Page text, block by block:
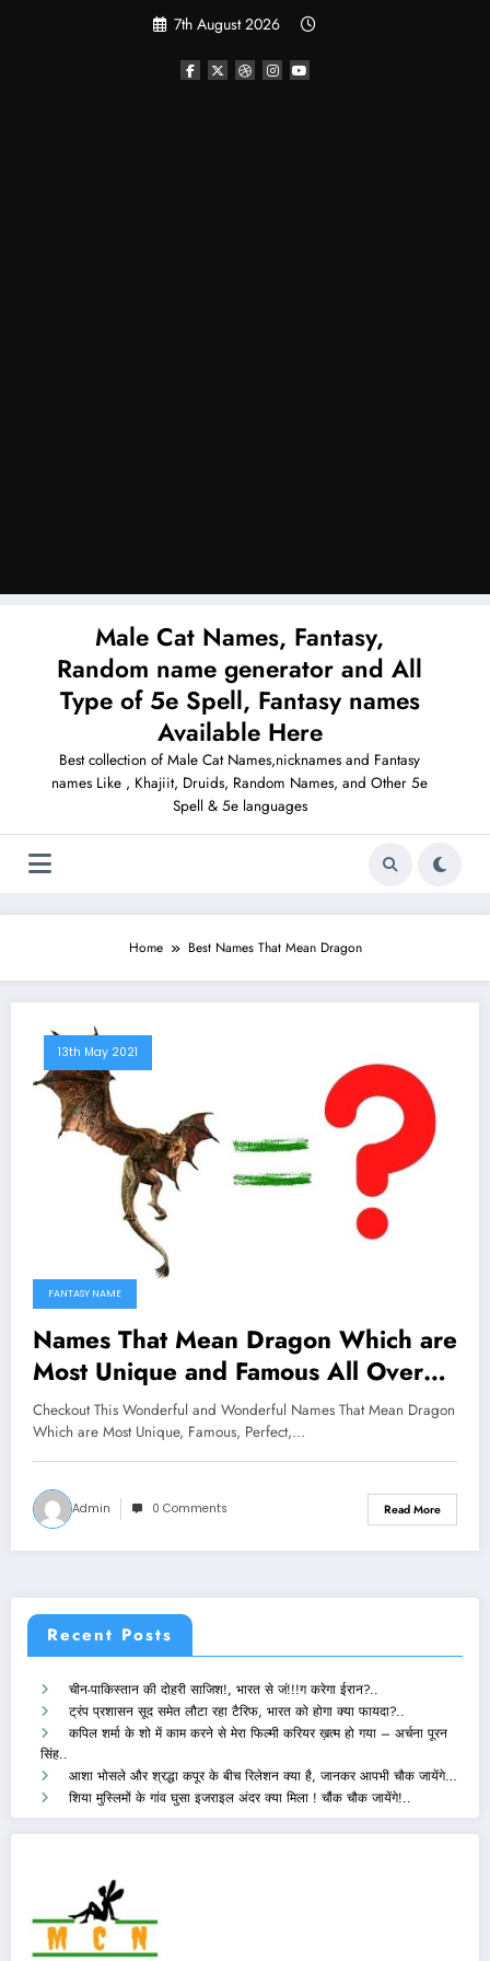
7th August 2026
Male Cat Names, Fantasy,
Random name generator and All
Type of 5e Spell, Fantasy names
Available Here
Best collection of Male Cat Names,nicknames and Fantasy
names Like , Khajiit, Druids, Random Names, and Other 5e
Spell & 5e languages
Home Best Names That Mean Dragon
13th May 2021
FANTASY NAME
Names That Mean Dragon Which are
Most Unique and Famous All Over
The Worlds
Checkout This Wonderful and Wonderful Names That Mean Dragon
Which are Most Unique, Famous, Perfect,…
Admin 0 Comments Read More
Recent Posts
चीन-पाकिस्तान की दोहरी साजिश!, भारत से जं!!!ग करेगा ईरान?..
ट्रंप प्रशासन सूद समेत लौटा रहा टैरिफ, भारत को होगा क्या फायदा?..
कपिल शर्मा के शो में काम करने से मेरा फिल्मी करियर ख़त्म हो गया – अर्चना पूरन
सिंह..
आशा भोसले और श्रद्धा कपूर के बीच रिलेशन क्या है, जानकर आपभी चौक जायेंगे…
शिया मुस्लिमों के गांव घुसा इजराइल अंदर क्या मिला ! चौंक चौक जायेंगे!..